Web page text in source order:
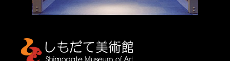
しもだて美術館